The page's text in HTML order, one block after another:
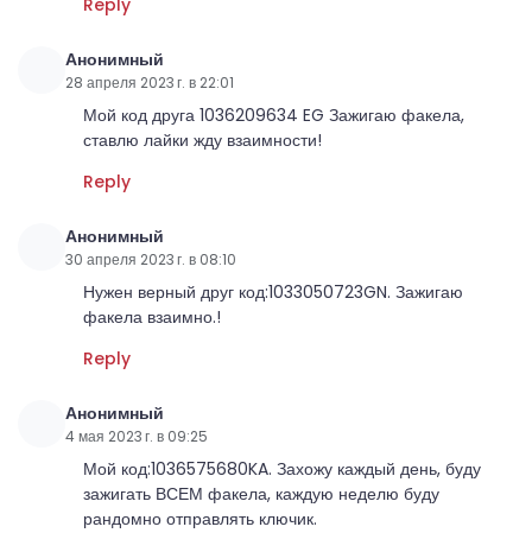
Анонимный
28 апреля 2023 г. в 22:01
Мой код друга 1036209634 EG Зажигаю факела,
ставлю лайки жду взаимности!
Reply
Анонимный
30 апреля 2023 г. в 08:10
Нужен верный друг код:1033050723GN. Зажигаю
факела взаимно.!
Reply
Анонимный
4 мая 2023 г. в 09:25
Мой код:1036575680KA. Захожу каждый день, буду
зажигать ВСЕМ факела, каждую неделю буду
рандомно отправлять ключик.